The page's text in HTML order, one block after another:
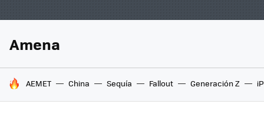
Amena
HOY SE HABLA DE
AEMET China Sequía Fallout Generación Z